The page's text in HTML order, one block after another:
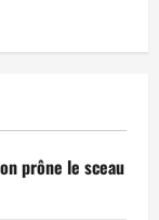
prône le sceau